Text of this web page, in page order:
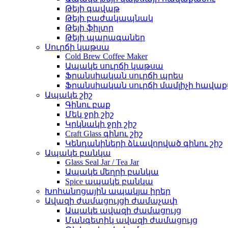
Թեյի գավաթ
Թեյի բաժակապնակ
Թեյի ֆիլտր
Թեյի պարագաներ
Սուրճի կաթսա
Cold Brew Coffee Maker
Ապակե սուրճի կաթսա
Ֆրանսիական սուրճի պրես
Ֆրանսիական սուրճի մամլիչի
Ապակե շիշ
Գինու բաք
Մեկ ջրի շիշ
Կրկնակի ջրի շիշ
Craft Glass գինու շիշ
Կենդանիների ձևավորված գինու շիշ
Ապակե բանկա
Glass Seal Jar / Tea Jar
Ապակե մեղրի բանկա
Spice ապակե բանկա
Խոհանոցային ապակյա իրեր
Ավազի ժամացույցի ժամաչափ
Ապակե ավազի ժամացույց
Մանգետիկ ավազի ժամացույց